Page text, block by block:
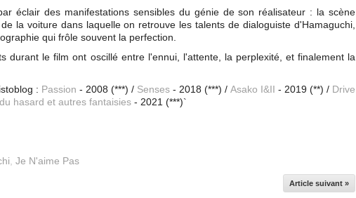
éclair des manifestations sensibles du génie de son réalisateur : la scène
la voiture dans laquelle on retrouve les talents de dialoguiste d'Hamaguchi,
qui frôle souvent la perfection.
durant le film ont oscillé entre l'ennui, l'attente, la perplexité, et finalement la
: Passion - 2008 (***) / Senses - 2018 (***) / Asako I&II - 2019 (**) / Drive
hasard et autres fantaisies - 2021 (***)`
Je N'aime Pas
Article suivant »